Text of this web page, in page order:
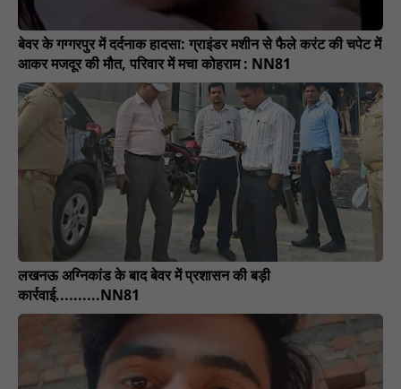
बेवर के गग्गरपुर में दर्दनाक हादसा: ग्राइंडर मशीन से फैले करंट की चपेट में
आकर मजदूर की मौत, परिवार में मचा कोहराम : NN81
लखनऊ अग्निकांड के बाद बेवर में प्रशासन की बड़ी
कार्रवाई..........NN81